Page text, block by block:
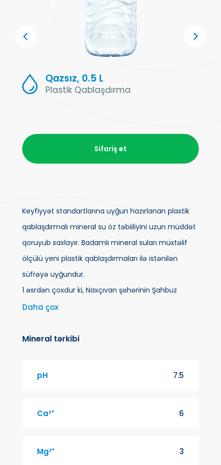
Qazsız, 0.5 L
Plastik Qablaşdırma
Keyfiyyət standartlarına uyğun hazırlanan plastik
qablaşdırmalı mineral su öz təbiiliyini uzun müddət
qoruyub saxlayır. Badamlı mineral suları müxtəlif
ölçülü yeni plastik qablaşdırmaları ilə istənilən
süfrəyə uyğundur.
1 əsrdən çoxdur ki, Naxçıvan şəhərinin Şahbuz
rayonu ərazisində Badamlı kəndində, dəniz
çağlayır. Badamlı adını almış həmin su həzmi
Daha çox
Mineral tərkibi
pH 7.5
Ca²⁺ 6
Mg²⁺ 3
Sifariş et